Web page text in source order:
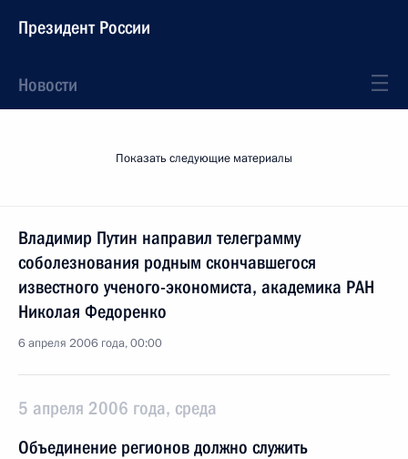
Президент России
Новости
Показать следующие материалы
Владимир Путин направил телеграмму
соболезнования родным скончавшегося
известного ученого-экономиста, академика РАН
Николая Федоренко
6 апреля 2006 года, 00:00
5 апреля 2006 года, среда
Объединение регионов должно служить